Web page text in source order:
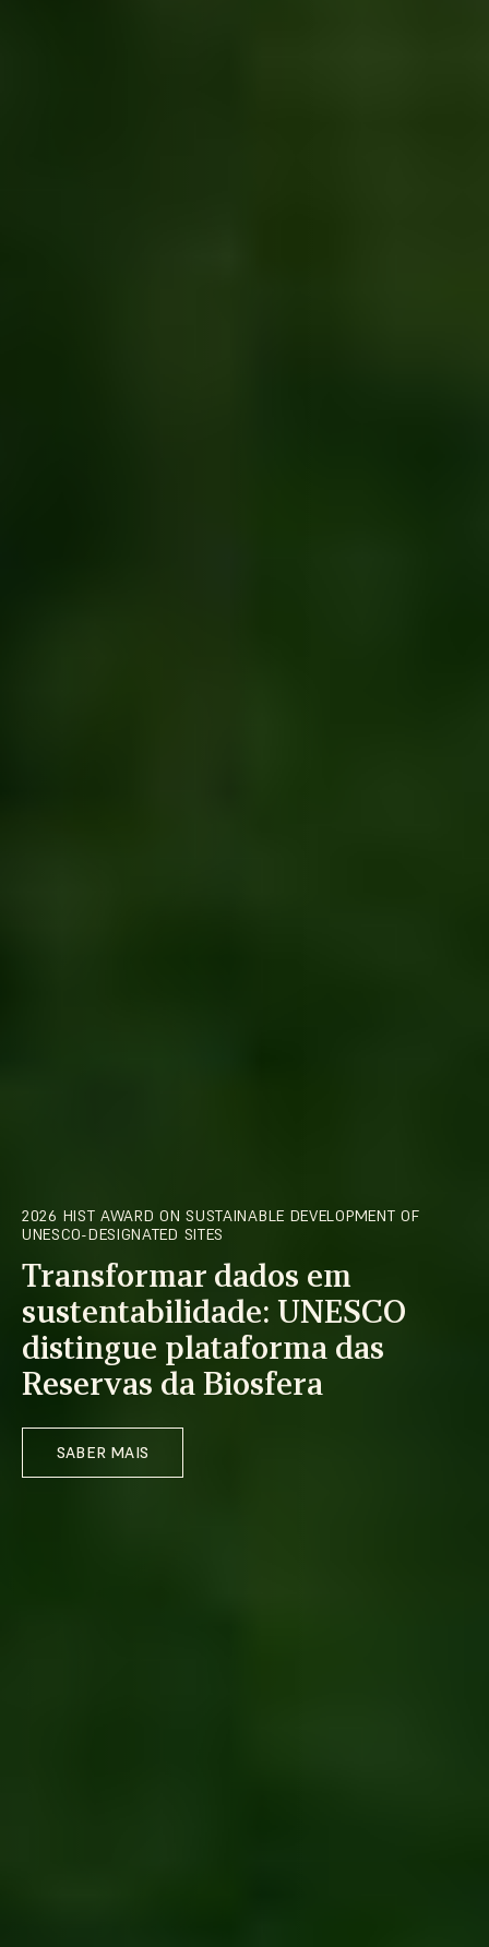
2026 HIST AWARD ON SUSTAINABLE DEVELOPMENT OF
UNESCO-DESIGNATED SITES
Transformar dados em
sustentabilidade: UNESCO
distingue plataforma das
Reservas da Biosfera
SABER MAIS